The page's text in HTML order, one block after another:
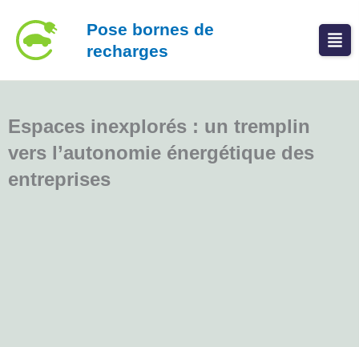
contenu
Pose bornes de
recharges
Espaces inexplorés : un tremplin
vers l’autonomie énergétique des
entreprises